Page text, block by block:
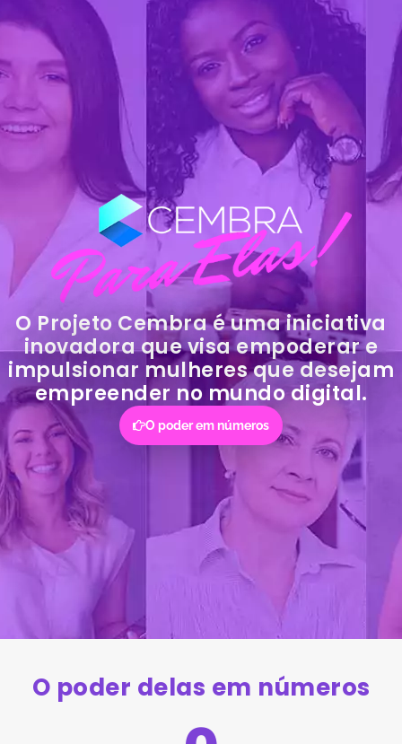
O Projeto Cembra é uma iniciativa
inovadora que visa empoderar e
impulsionar mulheres que desejam
empreender no mundo digital.
O poder em números
O poder delas em números